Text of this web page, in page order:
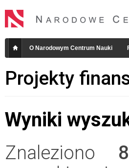
O Narodowym Centrum Nauki
Projekty
Wyniki
Znaleziono